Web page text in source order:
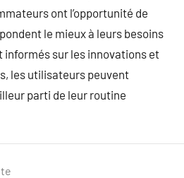
ont l’opportunité de
le mieux à leurs besoins
sur les innovations et
les utilisateurs peuvent
parti de leur routine